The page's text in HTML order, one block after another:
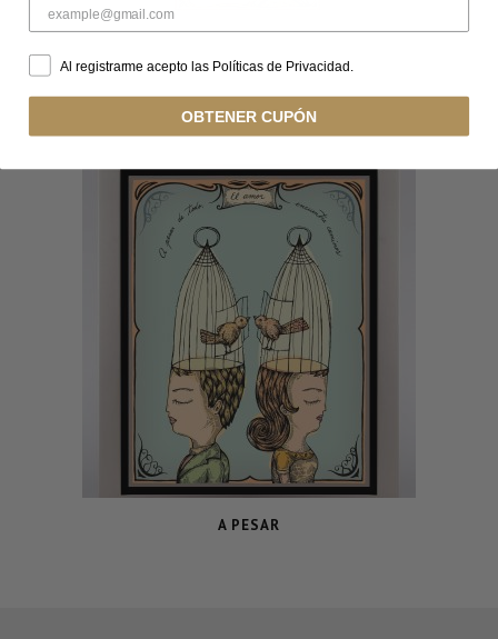
FORMAS
A PESAR
Al registrarme acepto las Políticas de Privacidad.
OBTENER CUPÓN